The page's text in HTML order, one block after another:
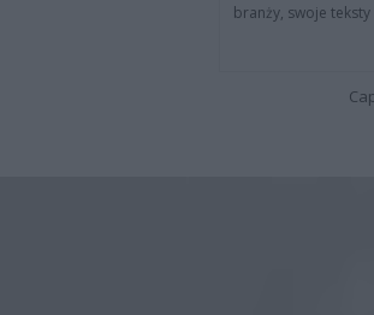
branży, swoje